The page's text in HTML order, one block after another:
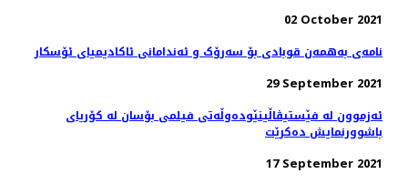
02 October 2021
نامه‌ی به‌همه‌ن قوبادی بۆ سه‌رۆک و ئه‌ندامانی ئاکادیمیای ئۆسکار
29 September 2021
ئەزموون لە فێستیڤاڵینێوده‌وڵه‌تی فیلمی بۆسان له کۆریای
باشوورنمایش ده‌کرێت
17 September 2021